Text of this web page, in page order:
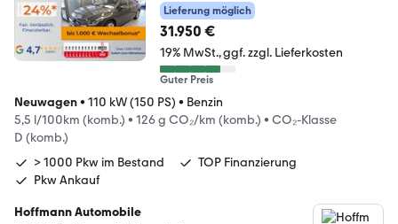
Lieferung möglich
31.950 €
19% MwSt. ggf. zzgl. Lieferkosten
Guter Preis
Neuwagen• 110 kW (150 PS) • Benzin
5,5 l/100km (komb.) • 126 g CO₂/km (komb.) • CO₂-Klasse
D (komb.)
> 1000 Pkw im Bestand
TOP Finanzierung
Pkw Ankauf
Hoffmann Automobile